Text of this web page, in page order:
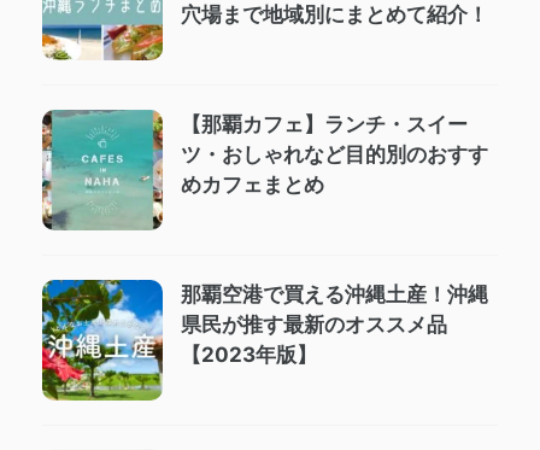
穴場まで地域別にまとめて紹介！
【那覇カフェ】ランチ・スイー
ツ・おしゃれなど目的別のおすす
めカフェまとめ
那覇空港で買える沖縄土産！沖縄
県民が推す最新のオススメ品
【2023年版】